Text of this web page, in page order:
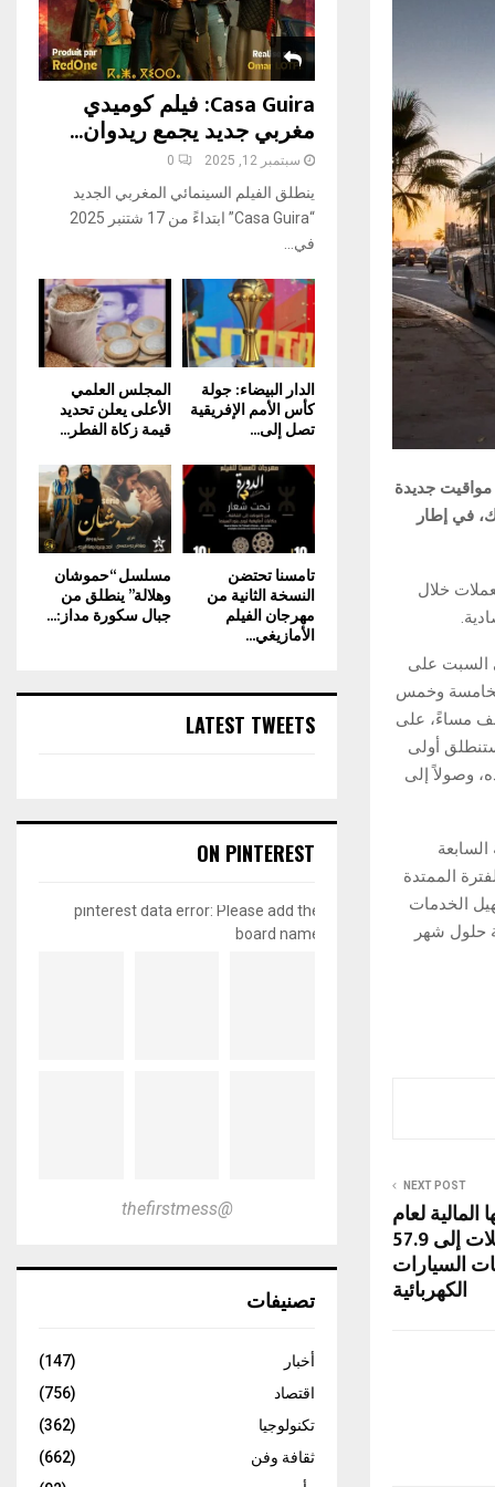
مواقيت جديدة
في إطار
خلال
السبت على
وخمس
مساءً، على
أولى
وصولاً إلى
الممتدة
الخدمات
حلول شهر
NEXT POST
لعام
2025: نمو رقم المعاملات إلى 57.9
السيارات
الكهربائية
Casa Guira: فيلم كوميدي
مغربي جديد يجمع ريدوان...
سبتمبر 12, 2025 0
ينطلق الفيلم السينمائي المغربي الجديد
“Casa Guira” ابتداءً من 17 شتنبر 2025
في...
المجلس العلمي
الأعلى يعلن تحديد
قيمة زكاة الفطر...
الدار البيضاء: جولة
كأس الأمم الإفريقية
تصل إلى...
مسلسل “حموشان
وهلالة” ينطلق من
جبال سكورة مداز:...
تامسنا تحتضن
النسخة الثانية من
مهرجان الفيلم
الأمازيغي...
LATEST TWEETS
ON PINTEREST
pinterest data error: Please add the
board name
@thefirstmess
تصنيفات
أخبار
(147)
اقتصاد
(756)
تكنولوجيا
(362)
ثقافة وفن
(662)